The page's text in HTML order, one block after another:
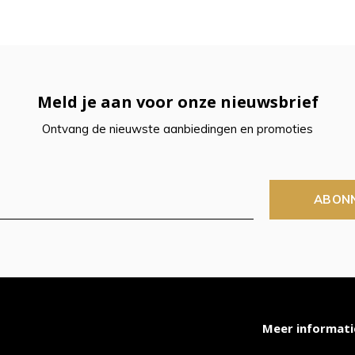
Meld je aan voor onze nieuwsbrief
Ontvang de nieuwste aanbiedingen en promoties
Meer